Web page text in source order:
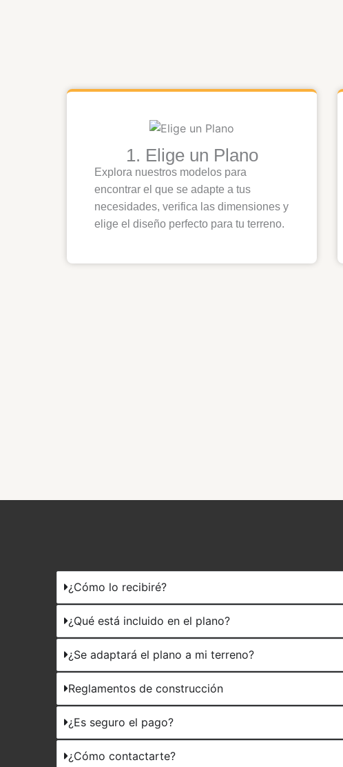
1. Elige un Plano
Explora nuestros modelos para
encontrar el que se adapte a tus
necesidades, verifica las dimensiones y
elige el diseño perfecto para tu terreno.
¿Cómo lo recibiré?
¿Qué está incluido en el plano?
¿Se adaptará el plano a mi terreno?
Reglamentos de construcción
¿Es seguro el pago?
¿Cómo contactarte?